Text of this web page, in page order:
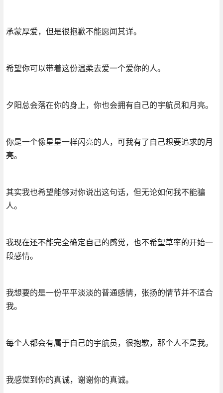
承蒙厚爱，但是很抱歉不能愿闻其详。
希望你可以带着这份温柔去爱一个爱你的人。
夕阳总会落在你的身上，你也会拥有自己的宇航员和月亮。
你是一个像星星一样闪亮的人，可我有了自己想要追求的月
亮。
其实我也希望能够对你说出这句话，但无论如何我不能骗
人。
我现在还不能完全确定自己的感觉，也不希望草率的开始一
段感情。
我想要的是一份平平淡淡的普通感情，张扬的情节并不适合
我。
每个人都会有属于自己的宇航员，很抱歉，那个人不是我。
我感觉到你的真诚，谢谢你的真诚。